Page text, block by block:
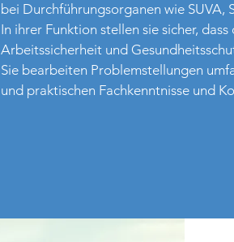
bei Durchführungsorganen wie
In ihrer Funktion stellen sie sicher,
Arbeitssicherheit und
Sie bearbeiten Problemstellungen
und praktischen Fachkenntnisse und